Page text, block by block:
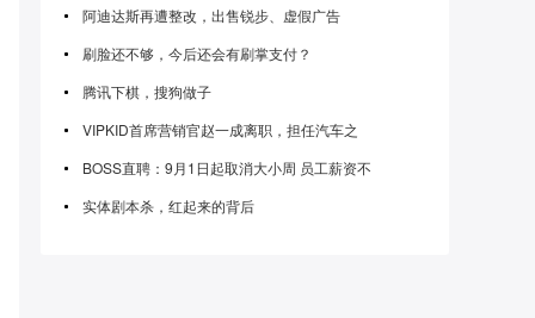
阿迪达斯再遭整改，出售锐步、虚假广告
刷脸还不够，今后还会有刷掌支付？
腾讯下棋，搜狗做子
VIPKID首席营销官赵一成离职，担任汽车之
BOSS直聘：9月1日起取消大小周 员工薪资不
实体剧本杀，红起来的背后